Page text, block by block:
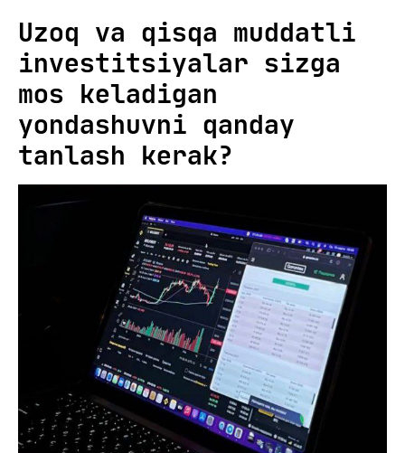
Uzoq va qisqa muddatli
investitsiyalar sizga
mos keladigan
yondashuvni qanday
tanlash kerak?